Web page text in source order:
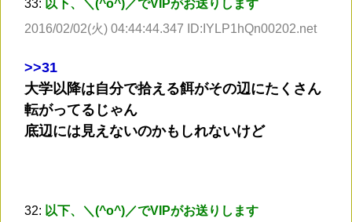
33: 以下、＼(^o^)／でVIPがお送りします
2016/02/02(火) 04:44:44.347 ID:IYLP1hQn00202.net
>>31
大学以降は自分で拾える餌がその辺にたくさん
転がってるじゃん
底辺には見えないのかもしれないけど
32: 以下、＼(^o^)／でVIPがお送りします